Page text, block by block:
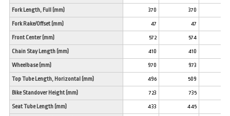
Fork Length, Full (mm) 370 370
Fork Rake/Offset (mm) 47 47
Front Center (mm) 572 574
Chain Stay Length (mm) 410 410
Wheelbase (mm) 970 973
Top Tube Length, Horizontal (mm) 496 509
Bike Standover Height (mm) 723 735
Seat Tube Length (mm) 433 445